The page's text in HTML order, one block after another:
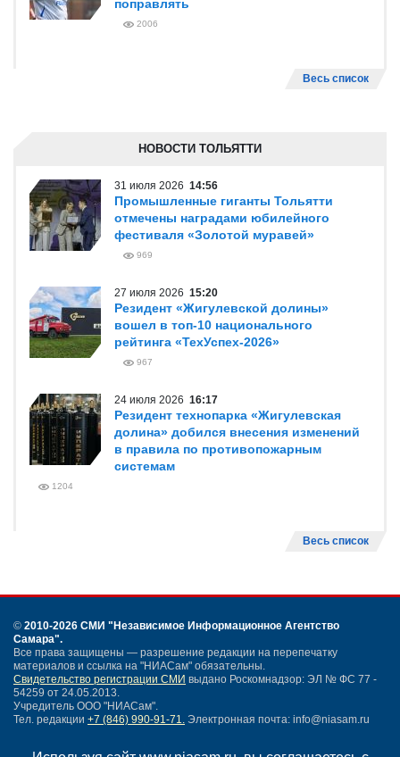
поправлять
2006
Весь список
НОВОСТИ ТОЛЬЯТТИ
31 июля 2026 14:56
Промышленные гиганты Тольятти
отмечены наградами юбилейного
фестиваля «Золотой муравей»
969
27 июля 2026 15:20
Резидент «Жигулевской долины»
вошел в топ-10 национального
рейтинга «ТехУспех-2026»
967
24 июля 2026 16:17
Резидент технопарка «Жигулевская
долина» добился внесения изменений
в правила по противопожарным
системам
1204
Весь список
© 2010-2026 СМИ "Независимое Информационное Агентство
Самара".
Все права защищены — разрешение редакции на перепечатку
материалов и ссылка на "НИАСам" обязательны.
Свидетельство регистрации СМИ выдано Роскомнадзор: ЭЛ № ФС 77 -
54259 от 24.05.2013.
Учредитель ООО "НИАСам".
Тел. редакции +7 (846) 990-91-71. Электронная почта: info@niasam.ru